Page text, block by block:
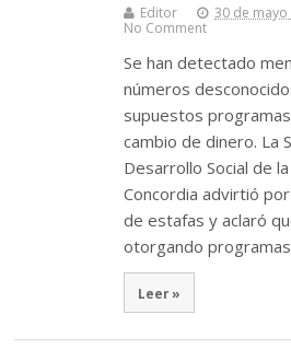
Editor 30 de mayo
No Comment
Se han detectado
números
supuestos
cambio de dinero. La
Desarrollo Social de
Concordia advirtió
de estafas y aclaró
otorgando
Leer »